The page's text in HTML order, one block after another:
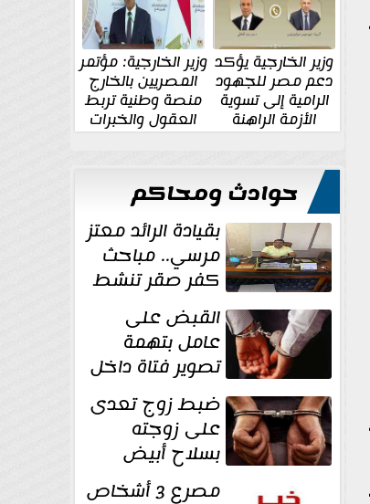
وزير الخارجية يؤكد
دعم مصر للجهود
الرامية إلى تسوية
الأزمة الراهنة
وزير الخارجية: مؤتمر
المصريين بالخارج
منصة وطنية تربط
العقول والخبرات
المصرية بالدولة
حوادث ومحاكم
بقيادة الرائد معتز
مرسي.. مباحث
كفر صقر تنشط
بقوة وتوجه
ضربات أمنية... القبض على
عامل بتهمة
تصوير فتاة داخل
غرفة تغيير
الملابس بمحل في...ضبط زوج تعدى
على زوجته
بسلاح أبيض
وأصابها بجرح
مصرع 3 أشخاص